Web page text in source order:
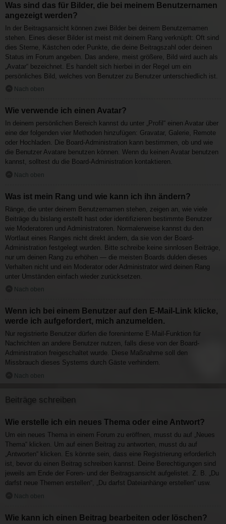
Was sind das für Bilder, die bei meinem Benutzernamen
angezeigt werden?
In der Beitragsansicht können zwei Bilder bei deinem Benutzernamen
stehen. Eines dieser Bilder ist meist mit deinem Rang verknüpft: Oft sind
dies Sterne, Kästchen oder Punkte, die deine Beitragszahl oder deinen
Status im Forum angeben. Das andere, meist größere, Bild wird auch als
„Avatar“ bezeichnet. Es handelt sich hierbei in der Regel um ein
persönliches Bild, welches von Benutzer zu Benutzer unterschiedlich ist.
Nach oben
Wie verwende ich einen Avatar?
In deinem persönlichen Bereich kannst du unter „Profil“ einen Avatar über
eine der folgenden vier Methoden hinzufügen: Gravatar, Galerie, Remote
oder Hochladen. Die Board-Administration kann bestimmen, ob und wie
die Benutzer Avatare benutzen können. Wenn du keinen Avatar benutzen
kannst, solltest du die Board-Administration kontaktieren.
Nach oben
Was ist mein Rang und wie kann ich ihn ändern?
Ränge, die unter deinem Benutzernamen stehen, zeigen an, wie viele
Beiträge du bislang erstellt hast oder identifizieren bestimmte Benutzer
wie Moderatoren und Administratoren. Normalerweise kannst du den
Wortlaut eines Ranges nicht direkt ändern, da sie von der Board-
Administration festgelegt wurden. Bitte schreibe keine sinnlosen Beiträge,
nur um deinen Rang zu erhöhen — die meisten Boards dulden dieses
Verhalten nicht und ein Moderator oder Administrator wird deinen Rang
unter Umständen einfach wieder zurücksetzen.
Nach oben
Wenn ich bei einem Benutzer auf den E-Mail-Link klicke,
werde ich aufgefordert, mich anzumelden.
Nur registrierte Benutzer dürfen die foreninterne E-Mail-Funktion für
Nachrichten an andere Benutzer nutzen, falls diese von der Board-
Administration freigeschaltet wurde. Diese Maßnahme soll den
Missbrauch dieses Systems durch Gäste verhindern.
Nach oben
Beiträge schreiben
Wie erstelle ich ein neues Thema oder eine Antwort?
Um ein neues Thema in einem Forum zu eröffnen, musst du auf „Neues
Thema“ klicken. Um auf einen Beitrag zu antworten, musst du auf
„Antworten“ klicken. Es könnte sein, dass eine Registrierung erforderlich
ist, bevor du einen Beitrag schreiben kannst. Deine Berechtigungen sind
jeweils am Ende der Foren- und der Beitragsansicht aufgelistet. Z. B. „Du
darfst neue Themen erstellen“, „Du darfst Dateianhänge erstellen“ usw.
Nach oben
Wie kann ich einen Beitrag bearbeiten oder löschen?